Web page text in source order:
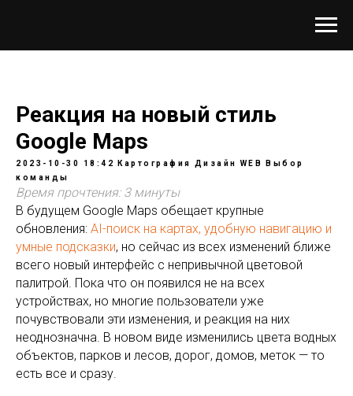
Реакция на новый стиль
Google Maps
2023-10-30 18:42 Картография Дизайн WEB
Выбор
команды
Время прочтения: 3 минуты
В будущем Google Maps обещает крупные
обновления: AI-поиск на картах, удобную навигацию и
умные подсказки, но сейчас из всех изменений ближе
всего новый интерфейс с непривычной цветовой
палитрой. Пока что он появился не на всех
устройствах, но многие пользователи уже
почувствовали эти изменения, и реакция на них
неоднозначна. В новом виде изменились цвета водных
объектов, парков и лесов, дорог, домов, меток — то
есть все и сразу.